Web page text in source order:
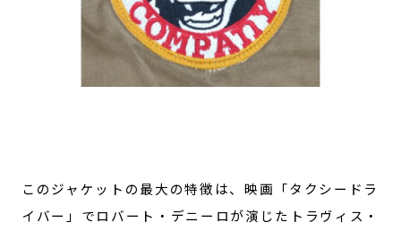
このジャケットの最大の特徴は、映画「タクシードラ
イバー」でロバート・デニーロが演じたトラヴィス・